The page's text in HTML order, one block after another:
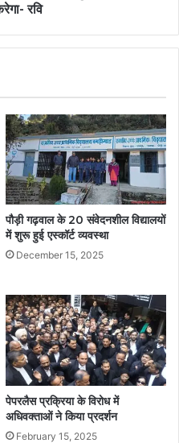
रवि
पौड़ी गढ़वाल के 20 संवेदनशील विद्यालयों
में शुरू हुई एस्कॉर्ट व्यवस्था
December 15, 2025
पेपरलैस प्रक्रिया के विरोध में
अधिवक्ताओं ने किया प्रदर्शन
February 15, 2025